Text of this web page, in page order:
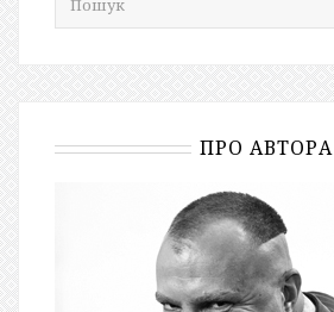
ПРО АВТОРА